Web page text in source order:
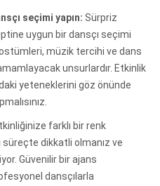
seçimi yapın: Sürpriz
uygun bir dansçı seçimi
müzik tercihi ve dans
unsurlardır. Etkinlik
yeteneklerini göz önünde
farklı bir renk
dikkatli olmanız ve
Güvenilir bir ajans
dansçılarla